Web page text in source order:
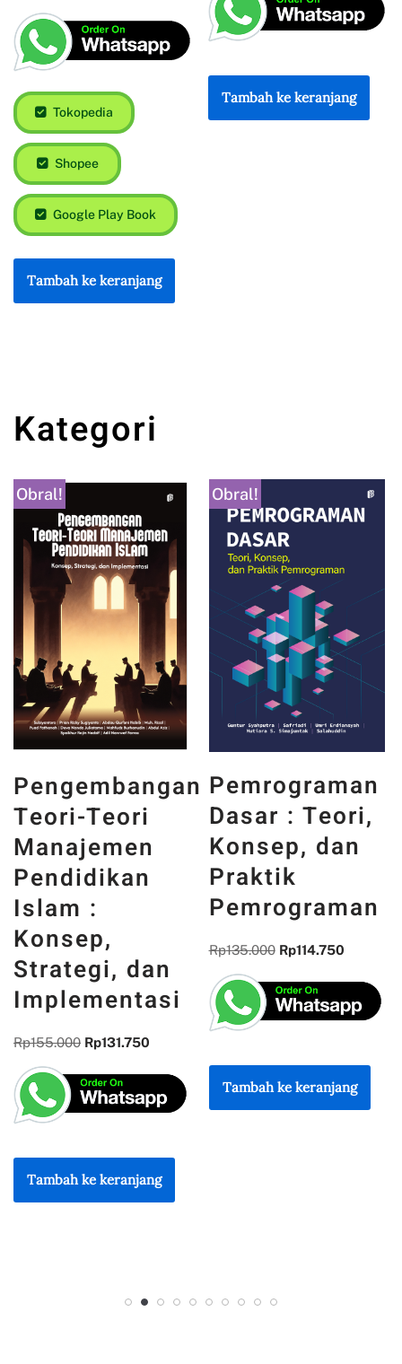
Tokopedia
Shopee
Google Play Book
Tambah ke keranjang
Tambah ke keranjang
Kategori
Obral!
Pemrograman
Dasar : Teori,
Konsep, dan
Praktik
Pemrograman
Rp135.000 Rp114.750
Tambah ke keranjang
Obral!
PANCASILA
DAN WAJAH
INDONESIA :
MEMORI,
PENGALAMAN,
DAN
REFLEKSI
KEBANGSAAN
Rp300.000 Rp255.000